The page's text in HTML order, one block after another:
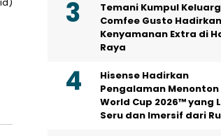
Temani Kumpul
Comfee Gusto Hadirkan
Kenyamanan Extra di
Raya
Hisense Hadirkan
Pengalaman Menonton
World Cup 2026™ yang
Seru dan Imersif dari